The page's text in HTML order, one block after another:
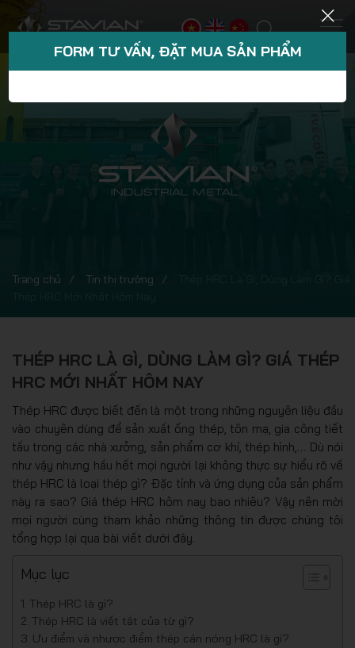
Trang chủ Tin thị trường
THÉP HRC LÀ GÌ, DÙNG LÀM GÌ? GIÁ THÉP
HRC MỚI NHẤT HÔM NAY
Thép HRC được biết đến là một trong những nguyên liệu đầu
vào chuyên dùng để sản xuất ống thép, tôn mạ, gia công tiết
tấu trong các nhà xưởng, sản phẩm cơ khí, thép hình,… Dù nói
như vậy nhưng hầu hết mọi người lại không thực sự hiểu rõ về
thép HRC là loại thép gì? Đặc tính và ứng dụng của sản phẩm
này ra sao? Giá thép HRC hôm nay bao nhiêu? Vậy nên mời
mọi người cùng tham khảo những thông tin được chúng tôi
tổng hợp lại qua bài viết dưới đây.
Mục lục
Thép HRC là gì?
Thép HRC là viết tắt của từ gì?
Ưu điểm và nhược điểm thép cán nóng HRC là gì?
FORM TƯ VẤN, ĐẶT MUA SẢN PHẨM